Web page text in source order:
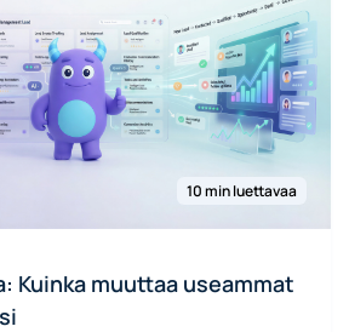
10 min luettavaa
Kuinka muuttaa useammat